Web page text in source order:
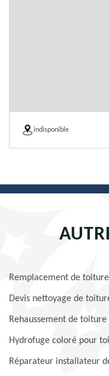
indisponible
Remplacement de
Devis nettoyage de
Rehaussement de
Hydrofuge coloré pour
Réparateur installateur